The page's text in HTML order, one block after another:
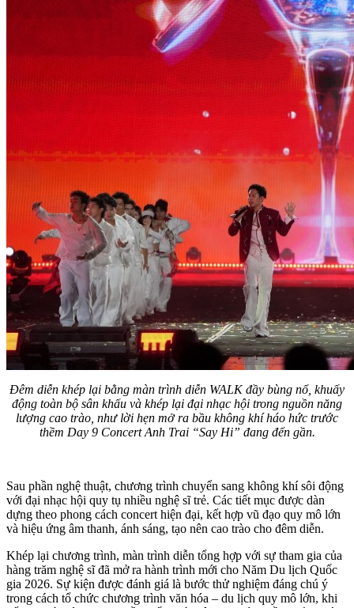
Đêm diễn khép lại bằng màn trình diễn WALK đầy bùng nổ, khuấy
động toàn bộ sân khấu và khép lại đại nhạc hội trong nguồn năng
lượng cao trào, như lời hẹn mở ra bầu không khí háo hức trước
thềm Day 9 Concert Anh Trai “Say Hi” đang đến gần.
Sau phần nghệ thuật, chương trình chuyển sang không khí sôi động
với đại nhạc hội quy tụ nhiều nghệ sĩ trẻ. Các tiết mục được dàn
dựng theo phong cách concert hiện đại, kết hợp vũ đạo quy mô lớn
và hiệu ứng âm thanh, ánh sáng, tạo nên cao trào cho đêm diễn.
Khép lại chương trình, màn trình diễn tổng hợp với sự tham gia của
hàng trăm nghệ sĩ đã mở ra hành trình mới cho Năm Du lịch Quốc
gia 2026. Sự kiện được đánh giá là bước thử nghiệm đáng chú ý
trong cách tổ chức chương trình văn hóa – du lịch quy mô lớn, khi